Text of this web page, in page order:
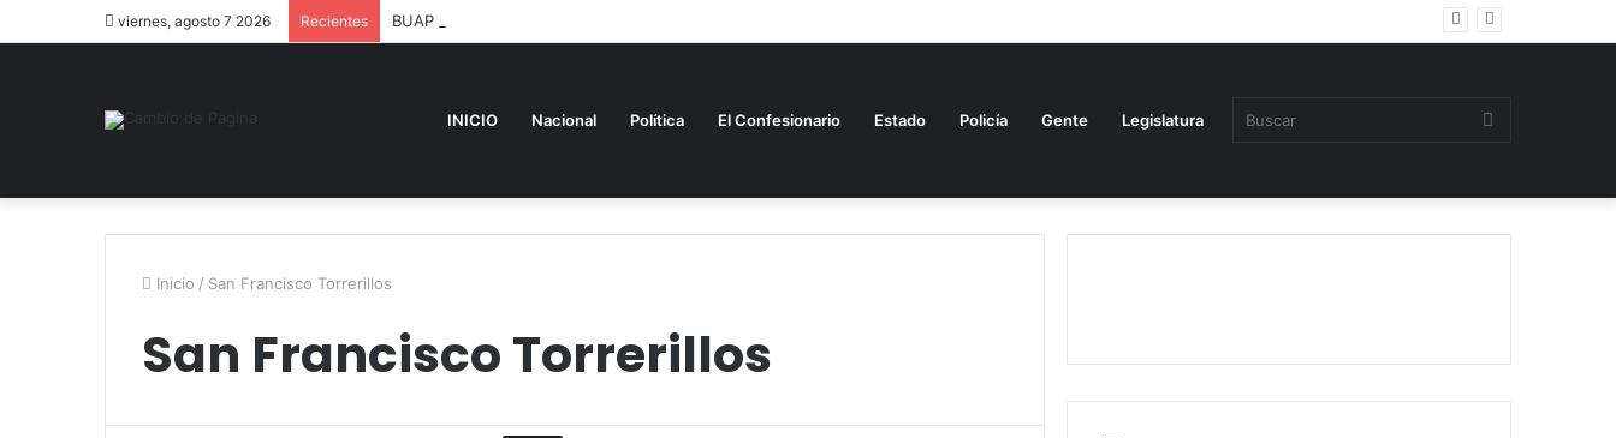
viernes, agosto 7 2026 Recientes BUAP participa en estudio sobre Alianza del Pacífico
INICIO Nacional Política El Confesionario Estado Policía Gente Legislatura Buscar
Inicio / San Francisco Torrerillos
San Francisco Torrerillos